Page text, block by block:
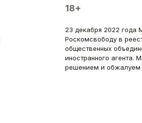
18+
23 декабря 2022 года
Роскомсвободу в
общественных
иностранного агента.
решением и обжалуем